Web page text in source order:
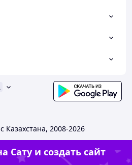
2008-2026
Сату и создать сайт